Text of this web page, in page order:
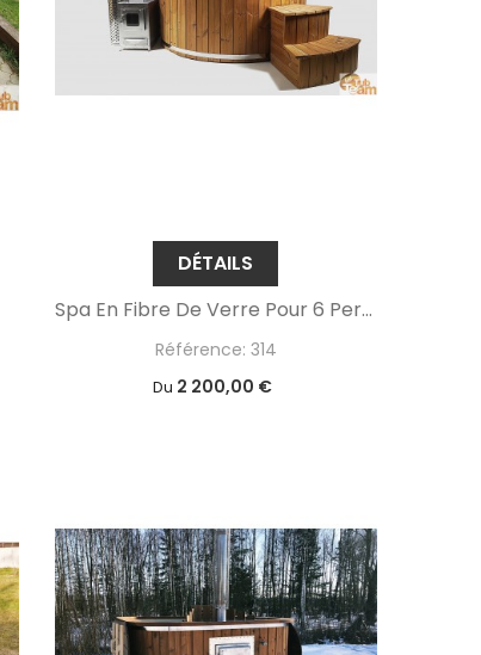
DÉTAILS
Spa En Fibre De Verre Pour 6 Personnes
Référence: 314
Du 2 200,00 €